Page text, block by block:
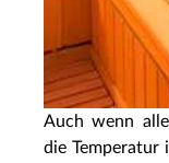
Auch wenn
die Temperatur